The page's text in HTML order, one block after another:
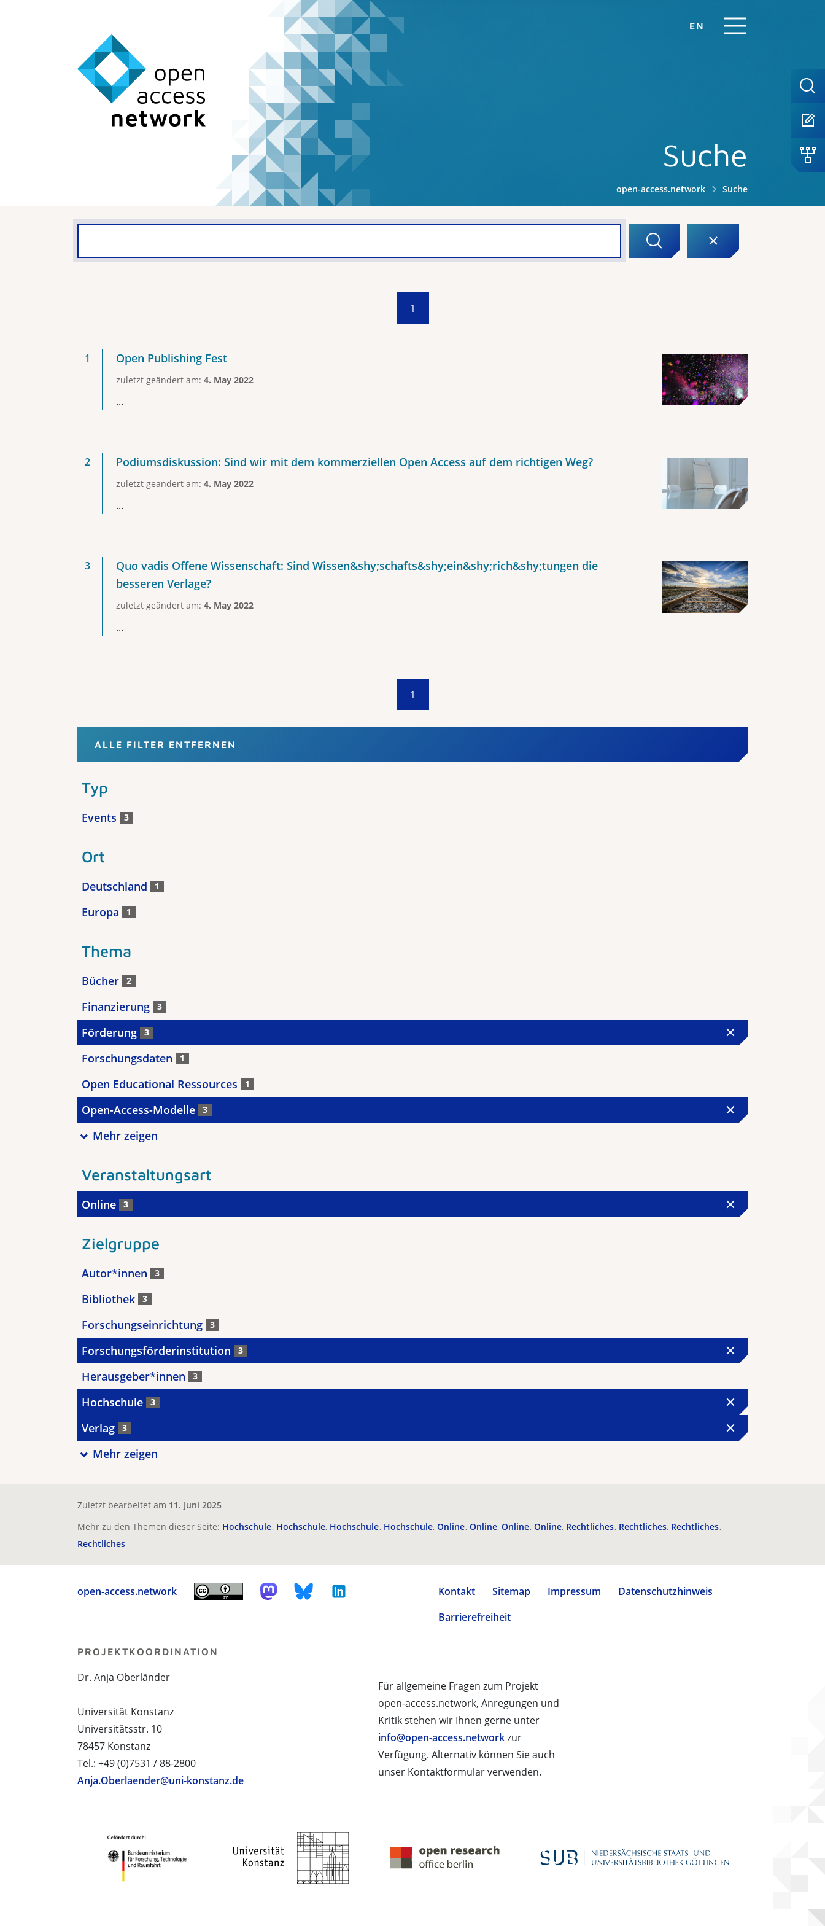
EN
Suche
open-access.network Suche
1
Open Publishing Fest
zuletzt geändert am: 4. May 2022
...
Podiumsdiskussion: Sind wir mit dem kommerziellen Open Access auf dem richtigen Weg?
zuletzt geändert am: 4. May 2022
...
Quo vadis Offene Wissenschaft: Sind Wissen&shy;schafts&shy;ein&shy;rich&shy;tungen die
besseren Verlage?
zuletzt geändert am: 4. May 2022
...
1
ALLE FILTER ENTFERNEN
Typ
Events 3
Ort
Deutschland 1
Europa 1
Thema
Bücher 2
Finanzierung 3
Förderung 3
Forschungsdaten 1
Open Educational Ressources 1
Open-Access-Modelle 3
Mehr zeigen
Veranstaltungsart
Online 3
Zielgruppe
Autor*innen 3
Bibliothek 3
Forschungseinrichtung 3
Forschungsförderinstitution 3
Herausgeber*innen 3
Hochschule 3
Verlag 3
Mehr zeigen
Zuletzt bearbeitet am 11. Juni 2025
Mehr zu den Themen dieser Seite: Hochschule Hochschule Hochschule Hochschule Online Online Online Online Rechtliches Rechtliches Rechtliches
Rechtliches
open-access.network Kontakt Sitemap Impressum
Datenschutzhinweis
Barrierefreiheit
Für allgemeine Fragen zum Projekt
open-access.network, Anregungen und
Kritik stehen wir Ihnen gerne unter
info@open-access.networkzur
Verfügung. Alternativ können Sie auch
unser Kontaktformular verwenden.
PROJEKTKOORDINATION
Dr. Anja Oberländer
Universität Konstanz
Universitätsstr. 10
78457 Konstanz
Tel.: +49 (0)7531 / 88-2800
Anja.Oberlaender@uni-konstanz.de